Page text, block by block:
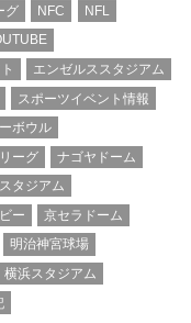
グ NFC
NFL
エンゼルススタジアム
スポーツイベント情報
ボウル
ーグ
ナゴヤドーム
タジアム
ー
京セラドーム
明治神宮球場
横浜スタジアム